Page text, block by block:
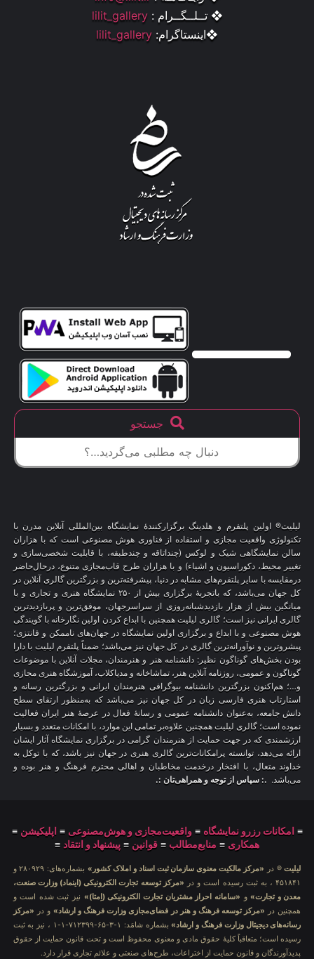
❖ تــلــگــرام : lilit_gallery
❖اینستاگرام: lilit_gallery
جستجو
لیلیت® اولین پلتفرم و هلدینگ برگزارکنندهٔ نمایشگاه بین‌المللی آنلاین مدرن با
تکنولوژی واقعیت مجازی و استفاده از فناوری هوش مصنوعی است که با هزاران
سالن نمایشگاهی شیک و لوکس (چنداتاقه و چندطبقه، با قابلیت شخصی‌سازی و
تغییر محیط، دکوراسیون و اشیاء) و با هزاران طرح قاب‌مجازی متنوع، درحال‌حاضر
درمقایسه با سایر پلتفرم‌های مشابه در دنیا، پیشرفته‌ترین و بزرگترین گالری آنلاین در
کل جهان می‌باشد، که باتجربهٔ برگزاری بیش از ۲۵۰ نمایشگاه هنری و تجاری و با
میانگین بیش از هزار بازدیدشبانه‌روزی از سراسرجهان، موفق‌ترین و پربازدیدترین
گالری ایرانی نیز است؛ گالری لیلیت همچنین با ابداع کردن اولین نگارخانه با گویندگی
هوش مصنوعی و با ابداع و برگزاری اولین نمایشگاه در جهان‌های ناممکن و فانتزی؛
پیشروترین و نوآورانه‌ترین گالری در کل جهان نیز می‌باشد؛ ضمناً پلتفرم لیلیت با دارا
بودن بخش‌های گوناگون نظیر: دانشنامه هنر و هنرمندان، مجلات آنلاین با موضوعات
گوناگون و عمومی، روزنامه آنلاین هنر، تماشاخانه و مدیاکلاب، آموزشگاه هنری مجازی
و…؛ هم‌اکنون بزرگترین دانشنامه بیوگرافی هنرمندان ایرانی و بزرگترین رسانه و
استارتاپ هنری فارسی زبان در کل جهان نیز می‌باشد که به‌منظور ارتقای سطح
دانش جامعه، به‌عنوان دانشنامه عمومی و رسانهٔ فعال در عرصهٔ هنر ایران فعالیت
نموده است؛ گالری لیلیت همچنین علاوه‌بر تمامی این موارد، با امکانات متعدد و بسیار
ارزشمندی که در جهت حمایت از هنرمندان گرامی در برگزاری نمایشگاه آثار ایشان
ارائه می‌دهد، توانسته پرامکانات‌ترین گالری هنری در جهان نیز باشد، که با توکل به
خداوند متعال، با افتخار درخدمت مخاطبان و اهالی محترم فرهنگ و هنر بوده و
می‌باشد. .: سپاس از توجه و همراهی‌تان :.
≡ امکانات رزرو نمایشگاه ≡واقعیت‌مجازی و هوش‌مصنوعی ≡ اپلیکیشن ≡
همکاری ≡ منابع‌مطالب ≡ قوانین ≡ پیشنهاد و انتقاد ≡
لیلیت® در «مرکز مالکیت معنوی سازمان ثبت اسناد و املاک کشور»
بشماره‌های: ۲۸۰۹۲۹ و
۴۵۱۸۴۱ ، به ثبت رسیده است و در
«مرکز توسعه تجارت الکترونیکی (اینماد) وزارت صنعت،
معدن و تجارت»و «سامانه احراز مشتریان تجارت الکترونیکی (اِمتا)» نیز ثبت شده است و
همچنین در «مرکز توسعه فرهنگ و هنر در فضای‌مجازی وزارت فرهنگ و ارشاد» و در «مرکز
رسانه‌های دیجیتال وزارت فرهنگ و ارشاد»
بشماره شامَد: ۱-۳-۶۵-۷۱۲۳۹۹-۱-۱ ، نیز به ثبت
رسیده است؛ متعاقباً کلیهٔ حقوق مادی و معنوی محفوظ است و تحت قانون حمایت از حقوق
پدیدآورندگان و قانون حمایت از اختراعات، طرح‌های صنعتی و علائم تجاری قرار دارد.